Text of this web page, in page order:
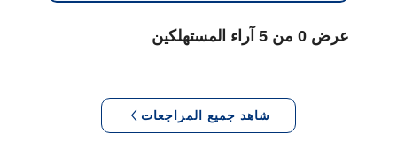
عرض 0 من 5 آراء المستهلكين
شاهد جميع المراجعات